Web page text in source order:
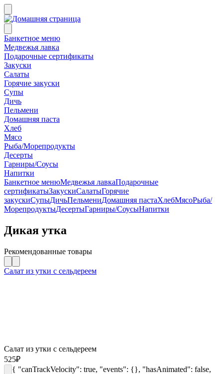
Банкетное меню
Медвежья лавка
Подарочные сертификаты
Закуски
Салаты
Горячие закуски
Супы
Дичь
Пельмени
Домашняя паста
Хлеб
Мясо
Рыба/Морепродукты
Десерты
Гарниры/Соусы
Напитки
Банкетное менюМедвежья лавкаПодарочные
сертификатыЗакускиСалатыГорячие
закускиСупыДичьПельмениДомашняя пастаХлебМясоРыба/
МорепродуктыДесертыГарниры/СоусыНапитки
Дикая утка
Рекомендованные товары
Салат из утки с сельдереем
Салат из утки с сельдереем
525₽
{ "canTrackVelocity": true, "events": {}, "hasAnimated": false,